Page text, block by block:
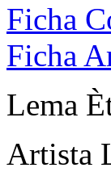
Ficha
Ficha
Lema
Artista